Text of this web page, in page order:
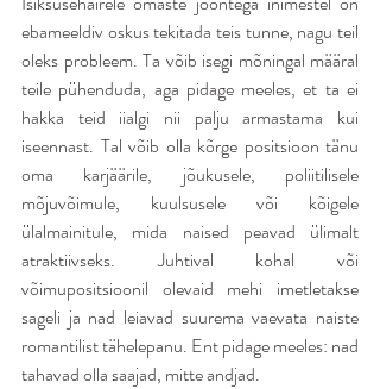
ebameeldiv oskus tekitada teis tunne, nagu teil
oleks probleem. Ta võib isegi mõningal määral
teile pühenduda, aga pidage meeles, et ta ei
hakka teid iialgi nii palju armastama kui
iseennast. Tal võib olla kõrge positsioon tänu
oma karjäärile, jõukusele, poliitilisele
mõjuvõimule, kuulsusele või kõigele
ülalmainitule, mida naised peavad ülimalt
atraktiivseks. Juhtival kohal või
võimupositsioonil olevaid mehi imetletakse
sageli ja nad leiavad suurema vaevata naiste
romantilist tähelepanu. Ent pidage meeles: nad
tahavad olla saajad, mitte andjad.